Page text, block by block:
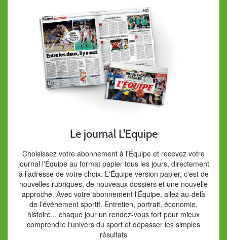
Le journal L'Equipe
Choisissez votre abonnement à l'Équipe et recevez votre
journal l'Équipe au format papier tous les jours, directement
à l’adresse de votre choix. L'Équipe version papier, c'est de
nouvelles rubriques, de nouveaux dossiers et une nouvelle
approche. Avec votre abonnement l'Équipe, allez au-delà
de l’événement sportif. Entretien, portrait, économie,
histoire... chaque jour un rendez-vous fort pour mieux
comprendre l'univers du sport et dépasser les simples
résultats